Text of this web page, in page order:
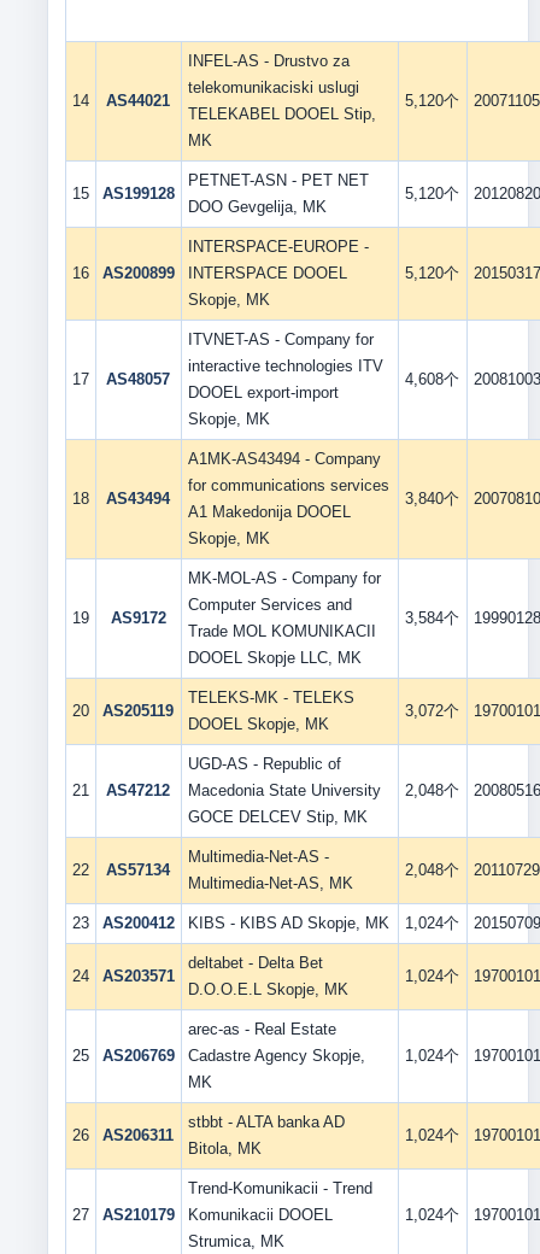
14 AS44021
INFEL-AS - Drustvo za
telekomunikaciski uslugi
TELEKABEL DOOEL Stip,
MK
5,120个 20071105
15 AS199128
PETNET-ASN - PET NET
DOO Gevgelija, MK
5,120个 20120820
16 AS200899
INTERSPACE-EUROPE -
INTERSPACE DOOEL
Skopje, MK
5,120个 20150317
17 AS48057
ITVNET-AS - Company for
interactive technologies ITV
DOOEL export-import
Skopje, MK
4,608个 20081003
18 AS43494
A1MK-AS43494 - Company
for communications services
A1 Makedonija DOOEL
Skopje, MK
3,840个 20070810
19 AS9172
MK-MOL-AS - Company for
Computer Services and
Trade MOL KOMUNIKACII
DOOEL Skopje LLC, MK
3,584个 19990128
20 AS205119
TELEKS-MK - TELEKS
DOOEL Skopje, MK
3,072个 19700101
21 AS47212
UGD-AS - Republic of
Macedonia State University
GOCE DELCEV Stip, MK
2,048个 20080516
22 AS57134
Multimedia-Net-AS -
Multimedia-Net-AS, MK
2,048个 20110729
23 AS200412 KIBS - KIBS AD Skopje, MK 1,024个 20150709
24 AS203571
deltabet - Delta Bet
D.O.O.E.L Skopje, MK
1,024个 19700101
25 AS206769
arec-as - Real Estate
Cadastre Agency Skopje,
MK
1,024个 19700101
26 AS206311
stbbt - ALTA banka AD
Bitola, MK
1,024个 19700101
27 AS210179
Trend-Komunikacii - Trend
Komunikacii DOOEL
Strumica, MK
1,024个 19700101